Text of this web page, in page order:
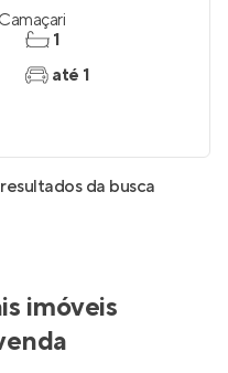
Camaçari
1
até 1
da busca
imóveis